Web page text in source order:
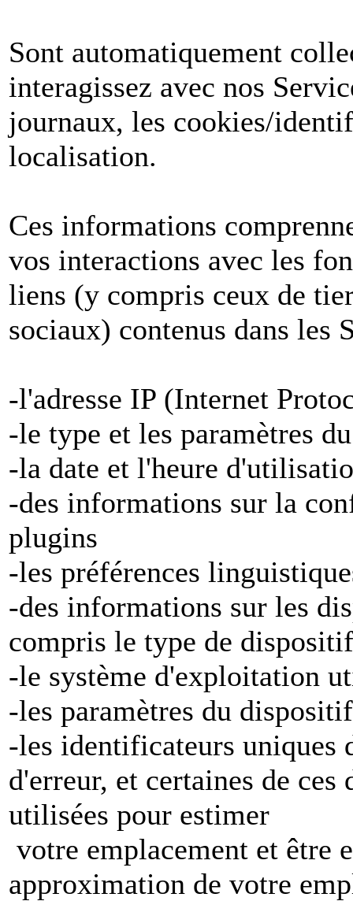
Sont automatiquement
interagissez avec nos
journaux, les cookies/
localisation.
Ces informations
vos interactions avec les
liens (y compris ceux de
sociaux) contenus dans les
-l'adresse IP (Internet
-le type et les paramètres
-la date et l'heure
-des informations sur la
plugins
-les préférences
-des informations sur les
compris le type de dispositif
-le système d'exploitation
-les paramètres du dispositif
-les identificateurs uniques
d'erreur, et certaines de
utilisées pour estimer
votre emplacement et être
approximation de votre